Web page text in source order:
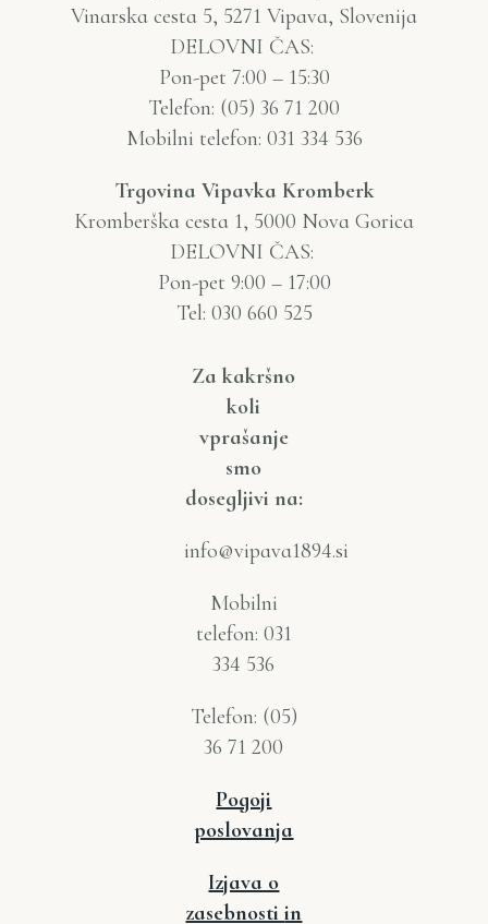
Vinarska cesta 5, 5271 Vipava, Slovenija
DELOVNI ČAS:
Pon-pet 7:00 – 15:30
Telefon: (05) 36 71 200
Mobilni telefon: 031 334 536
Trgovina Vipavka Kromberk
Kromberška cesta 1, 5000 Nova Gorica
DELOVNI ČAS:
Pon-pet 9:00 – 17:00
Tel: 030 660 525
Za kakršno
koli
vprašanje
smo
dosegljivi na:
info@vipava1894.si
Mobilni
telefon: 031
334 536
Telefon: (05)
36 71 200
Pogoji
poslovanja
Izjava o
zasebnostiin